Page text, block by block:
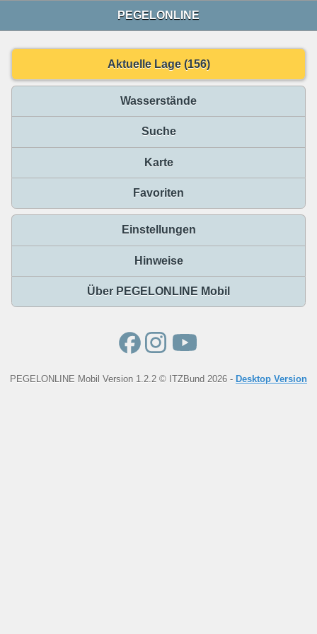
PEGELONLINE
Aktuelle Lage (156)
Wasserstände
Suche
Karte
Favoriten
Einstellungen
Hinweise
Über PEGELONLINE Mobil
PEGELONLINE Mobil Version 1.2.2 © ITZBund 2026 - Desktop Version